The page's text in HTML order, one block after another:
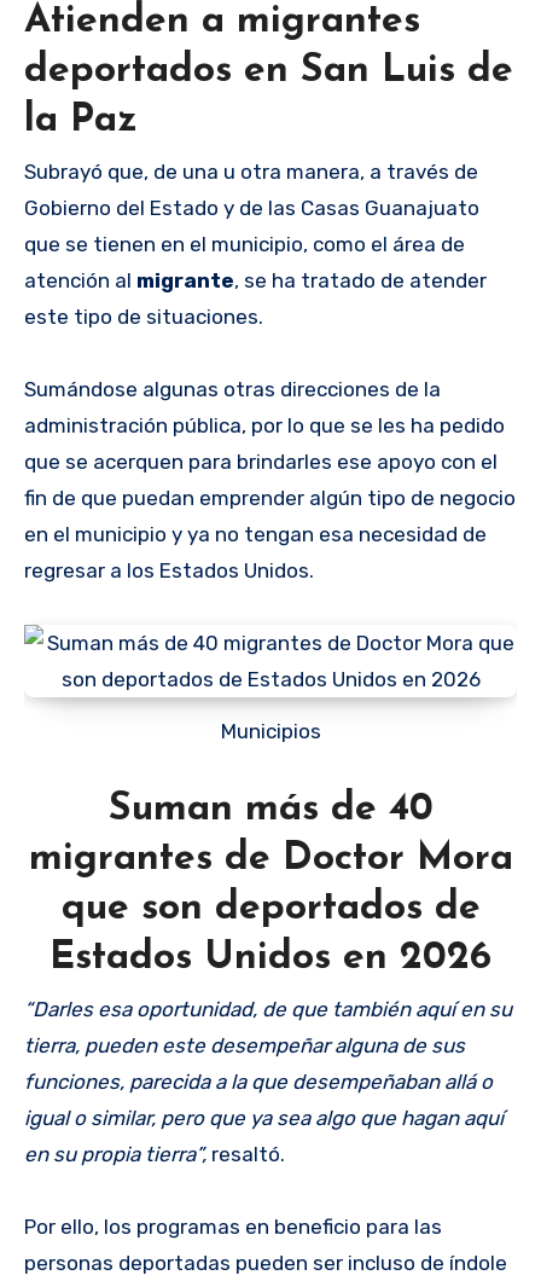
Atienden a migrantes
deportados en San Luis de
la Paz
Subrayó que, de una u otra manera, a través de
Gobierno del Estado y de las Casas Guanajuato
que se tienen en el municipio, como el área de
atención al migrante, se ha tratado de atender
este tipo de situaciones.
Sumándose algunas otras direcciones de la
administración pública, por lo que se les ha pedido
que se acerquen para brindarles ese apoyo con el
fin de que puedan emprender algún tipo de negocio
en el municipio y ya no tengan esa necesidad de
regresar a los Estados Unidos.
Municipios
Suman más de 40
migrantes de Doctor Mora
que son deportados de
Estados Unidos en 2026
“Darles esa oportunidad, de que también aquí en su
tierra, pueden este desempeñar alguna de sus
funciones, parecida a la que desempeñaban allá o
igual o similar, pero que ya sea algo que hagan aquí
en su propia tierra”, resaltó.
Por ello, los programas en beneficio para las
personas deportadas pueden ser incluso de índole